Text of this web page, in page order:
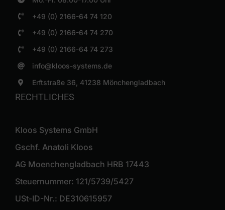
+49 (0) 2166-64 74 120
+49 (0) 2166-64 74 270
+49 (0) 2166-64 74 273
info@kloos-systems.de
Erftstraße 36, 41238 Mönchengladbach
RECHTLICHES
Kloos Systems GmbH
Gschf. Anatoli Kloos
AG Moenchengladbach HRB 17443
Steuernummer: 121/5739/5427
USt-ID-Nr.: DE310615957